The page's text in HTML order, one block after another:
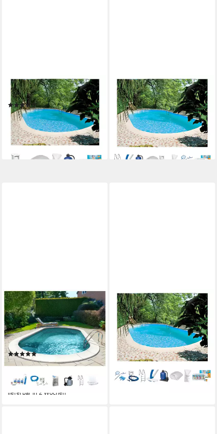
SUMMER FUN
Ovalpool Premium Tahiti (Set)
(4)
ab 1.307,08 € UVP1.879,00 €
37,95 €mtl. in 48 Raten
-30%
lieferbar in 2 Wochen
CLEAR POOL
Ovalpool TAHITI (Set, 9-tlg),
623x360x120 cm
1.681,64 € UVP 1.999,00 €
48,82 €mtl. in 48 Raten
-16%
lieferbar in 2 Wochen
MY POOL BWT
Ovalpool PREMIUM mit
grauer Innenfolie (Komplett-
Set, 7-tlg), Höhe 120 cm, in
verschiedenen Größen
(2)
ab 1.699,99 € UVP1.899,00 €
-10%
lieferbar in 2 Wochen
CLEAR POOL
Ovalpool TAHITI (Set, 9-tlg),
800x400x150 cm
2.140,12 € UVP2.999,00 €
62,13 €mtl. in 48 Raten
-29%
lieferbar in 2 Wochen